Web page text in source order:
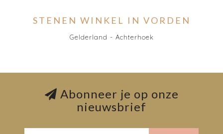
STENEN WINKEL IN VORDEN
Gelderland - Achterhoek
Abonneer je op onze
nieuwsbrief